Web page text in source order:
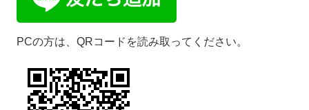
PCの方は、QRコードを読み取ってください。